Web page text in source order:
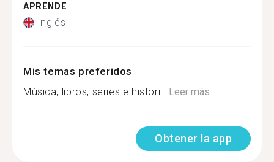
APRENDE
Inglés
Mis temas preferidos
Música, libros, series e histori...Leer más
Obtener la app